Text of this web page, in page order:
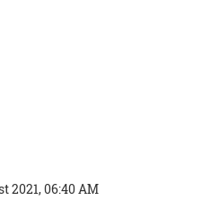
2021, 06:40 AM